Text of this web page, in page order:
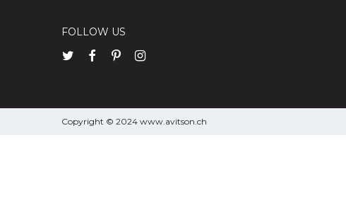
FOLLOW US
Copyright © 2024 www.avitson.ch